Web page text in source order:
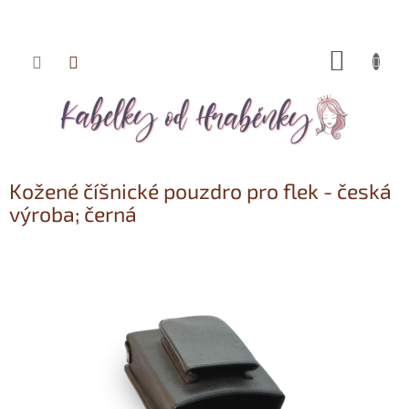
Přejít
Kožené číšnické pouzdro pro flek - česká
výroba; černá